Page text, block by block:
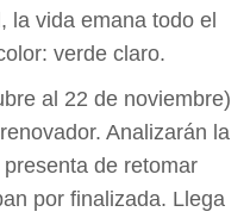
la vida emana todo el
verde claro.
al 22 de noviembre)
Analizarán la
de retomar
por finalizada. Llega